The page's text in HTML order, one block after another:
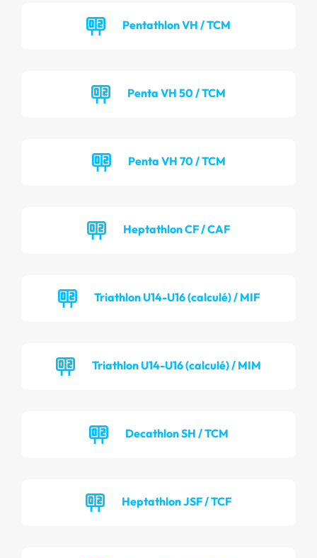
Pentathlon VH / TCM
Penta VH 50 / TCM
Penta VH 70 / TCM
Heptathlon CF / CAF
Triathlon U14-U16 (calculé) / MIF
Triathlon U14-U16 (calculé) / MIM
Decathlon SH / TCM
Heptathlon JSF / TCF